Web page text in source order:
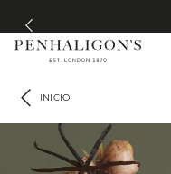
INICIO